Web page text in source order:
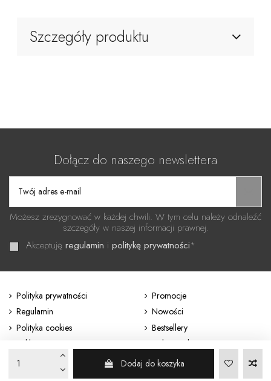
Dodaj do koszyka
Szczegóły produktu
Dołącz do naszego newslettera
Możesz zrezygnować w każdej chwili. W tym celu należy odnaleźć
szczegóły w naszej informacji prawnej.
Akceptuję regulamin i politykę prywatności*
Polityka prywatności
Regulamin
Polityka cookies
Reklamacje i zwroty
Promocje
Nowości
Bestsellery
Odstąp od umowy